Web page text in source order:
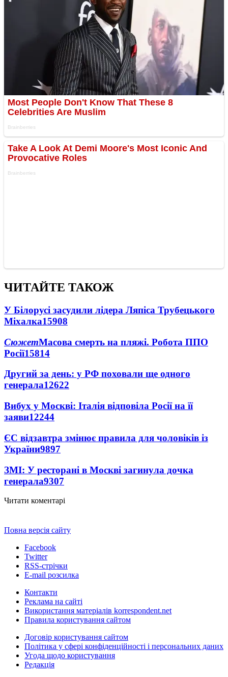
ЧИТАЙТЕ ТАКОЖ
У Білорусі засудили лідера Ляпіса Трубецького
Міхалка15908
СюжетМасова смерть на пляжі. Робота ППО
Росії15814
Другий за день: у РФ поховали ще одного
генерала12622
Вибух у Москві: Італія відповіла Росії на її
заяви12244
ЄС відзавтра змінює правила для чоловіків із
України9897
ЗМІ: У ресторані в Москві загинула дочка
генерала9307
Читати коментарі
Повна версія сайту
Facebook
Twitter
RSS-стрічки
E-mail розсилка
Контакти
Реклама на сайті
Використання матеріалів korrespondent.net
Правила користування сайтом
Договір користування сайтом
Політика у сфері конфіденційності і персональних даних
Угода щодо користування
Редакція